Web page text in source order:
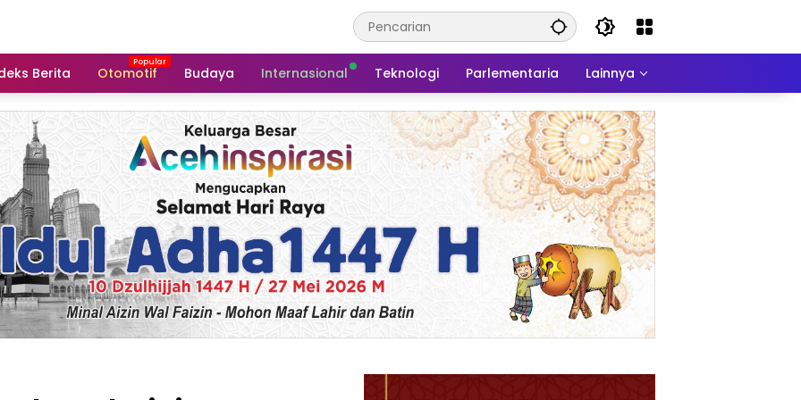
Berita Otomotif Budaya Internasional Teknologi Parlementaria Lainnya